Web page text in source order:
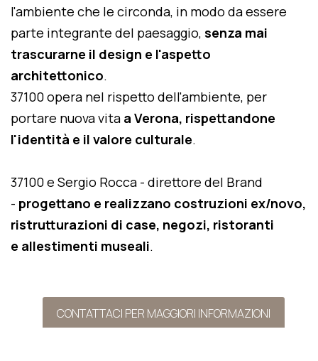
l'ambiente che le circonda, in modo da essere
parte integrante del paesaggio, senza mai
trascurarne il design e l'aspetto
architettonico.
37100 opera nel rispetto dell'ambiente, per
portare nuova vita a Verona, rispettandone
l'identità e il valore culturale.
37100 e Sergio Rocca - direttore del Brand
- progettano e realizzano costruzioni ex/novo,
ristrutturazioni di case, negozi, ristoranti
e allestimenti museali.
CONTATTACI PER MAGGIORI INFORMAZIONI